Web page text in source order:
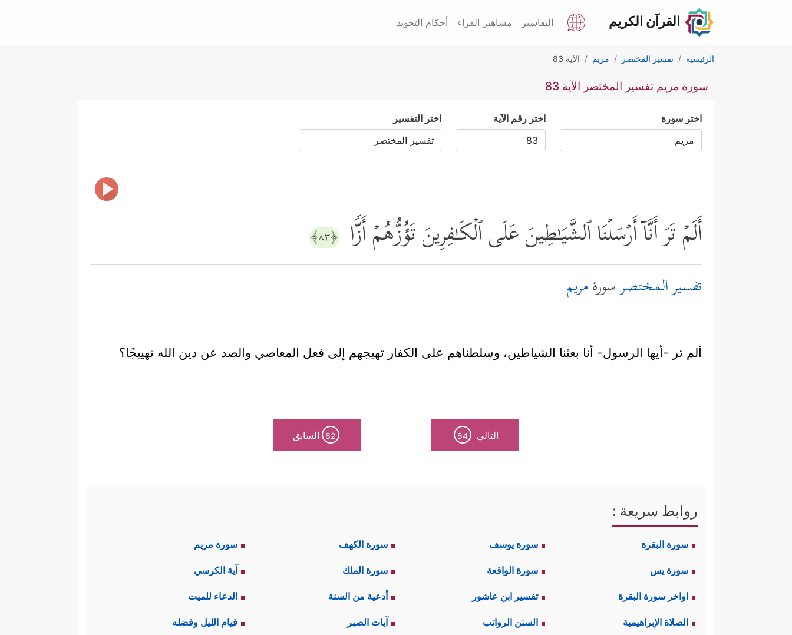
القرآن الكريم التفاسير مشاهير القراء أحكام التجويد
الرئيسية تفسير المختصر مريم الآية 83
سورة مريم تفسير المختصر الآية 83
اختر سورة اختر رقم الآية اختر التفسير
أَلَمۡ تَرَ أَنَّاۤ أَرۡسَلۡنَا ٱلشَّیَـٰطِینَ عَلَى ٱلۡكَـٰفِرِینَ تَؤُزُّهُمۡ أَزࣰّا ﴿٨٣﴾
تفسير المختصرسورةمريم
ألم تر -أيها الرسول- أنا بعثنا الشياطين، وسلطناهم على الكفار تهيجهم إلى فعل المعاصي والصد عن دين الله تهييجًا؟
التالي 84
82 السابق
روابط سريعة :
سورة البقرة سورة يوسف سورة الكهف سورة مريم
سورة يس سورة الواقعة سورة الملك آية الكرسي
اواخر سورة البقرة تفسير ابن عاشور أدعية من السنة الدعاء للميت
الصلاة الإبراهيمية السنن الرواتب آيات الصبر قيام الليل وفضله